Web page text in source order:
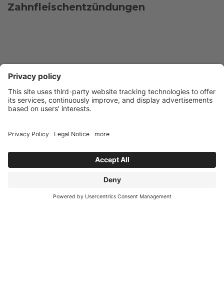
Zahnfleischentzündungen